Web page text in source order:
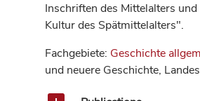
Inschriften des Mittelalters
Kultur des Spätmittelalters".
Fachgebiete: Geschichte
und neuere Geschichte,